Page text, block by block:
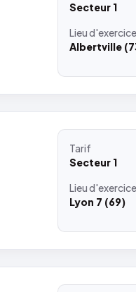
Secteur 1
Lieud'exercice
Albertville
Tarif
Secteur 1
Lieud'exercice
Lyon 7 (69)